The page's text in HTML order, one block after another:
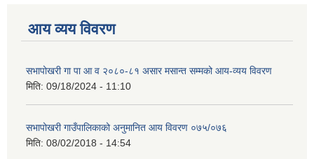
आय व्यय विवरण
सभापोखरी गा पा आ व २०८०-८१ असार मसान्त सम्मको आय-व्यय विवरण
मिति: 09/18/2024 - 11:10
सभापोखरी गाउँपालिकाको अनुमानित आय विवरण ०७५/०७६
मिति: 08/02/2018 - 14:54